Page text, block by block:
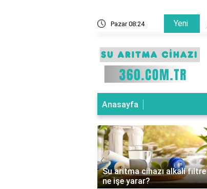
Pazar 08:24 Yeni
Anasayfa
Su arıtma cihazı alkali filtre
ne işe yarar?
‹